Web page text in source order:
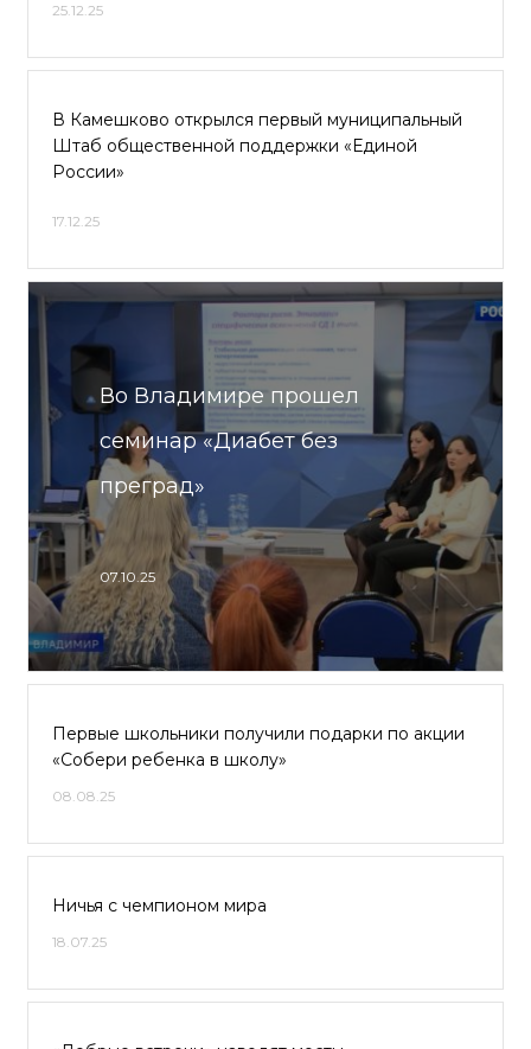
25.12.25
В Камешково открылся первый муниципальный
Штаб общественной поддержки «Единой
России»
17.12.25
Во Владимире прошел
семинар «Диабет без
преград»
07.10.25
Первые школьники получили подарки по акции
«Собери ребенка в школу»
08.08.25
Ничья с чемпионом мира
18.07.25